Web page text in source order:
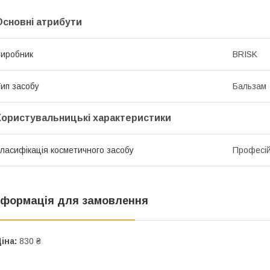
атрибути
BRISK
засобу Бальзам
характеристики
косметичного засобу
для замовлення
830 ₴